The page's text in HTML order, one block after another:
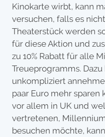
Kinokarte wirbt, kann
versuchen, falls es
Theaterstück werden
für diese Aktion und
zu 10% Rabatt für alle
Treueprogramms.
unkompliziert
paar Euro mehr sparen
vor allem in UK und
vertretenen,
besuchen möchte,